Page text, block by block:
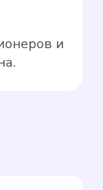
и